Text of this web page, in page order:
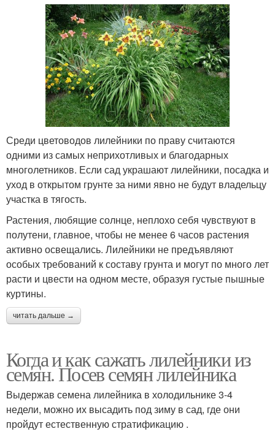
Среди цветоводов лилейники по праву считаются
одними из самых неприхотливых и благодарных
многолетников. Если сад украшают лилейники, посадка и
уход в открытом грунте за ними явно не будут владельцу
участка в тягость.
Растения, любящие солнце, неплохо себя чувствуют в
полутени, главное, чтобы не менее 6 часов растения
активно освещались. Лилейники не предъявляют
особых требований к составу грунта и могут по много лет
расти и цвести на одном месте, образуя густые пышные
куртины.
читать дальше →
Когда и как сажать лилейники из
семян. Посев семян лилейника
Выдержав семена лилейника в холодильнике 3-4
недели, можно их высадить под зиму в сад, где они
пройдут естественную стратификацию .